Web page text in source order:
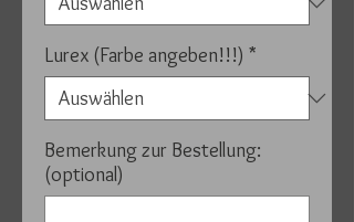
Lurex (Farbe angeben!!!) *
Bemerkung zur Bestellung:
(optional)